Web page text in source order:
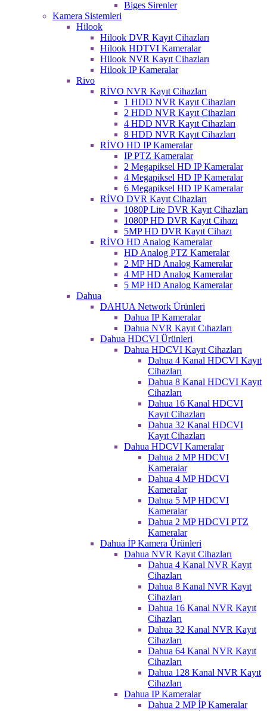
Biges Sirenler
Kamera Sistemleri
Hilook
Hilook DVR Kayıt Cihazları
Hilook HDTVI Kameralar
Hilook NVR Kayıt Cihazları
Hilook IP Kameralar
Rivo
RİVO NVR Kayıt Cihazları
1 HDD NVR Kayıt Cihazları
2 HDD NVR Kayıt Cihazları
4 HDD NVR Kayıt Cihazları
8 HDD NVR Kayıt Cihazları
RİVO HD IP Kameralar
IP PTZ Kameralar
2 Megapiksel HD IP Kameralar
4 Megapiksel HD IP Kameralar
6 Megapiksel HD IP Kameralar
RİVO DVR Kayıt Cihazları
1080P Lite DVR Kayıt Cihazları
1080P HD DVR Kayıt Cihazı
5MP HD DVR Kayıt Cihazı
RİVO HD Analog Kameralar
HD Analog PTZ Kameralar
2 MP HD Analog Kameralar
4 MP HD Analog Kameralar
5 MP HD Analog Kameralar
Dahua
DAHUA Network Ürünleri
Dahua IP Kameralar
Dahua NVR Kayıt Cıhazları
Dahua HDCVI Ürünleri
Dahua HDCVI Kayıt Cihazları
Dahua 4 Kanal HDCVI Kayıt
Cihazları
Dahua 8 Kanal HDCVI Kayıt
Cihazları
Dahua 16 Kanal HDCVI
Kayıt Cihazları
Dahua 32 Kanal HDCVI
Kayıt Cihazları
Dahua HDCVI Kameralar
Dahua 2 MP HDCVI
Kameralar
Dahua 4 MP HDCVI
Kameralar
Dahua 5 MP HDCVI
Kameralar
Dahua 2 MP HDCVI PTZ
Kameralar
Dahua İP Kamera Ürünleri
Dahua NVR Kayıt Cihazları
Dahua 4 Kanal NVR Kayıt
Cihazları
Dahua 8 Kanal NVR Kayıt
Cihazları
Dahua 16 Kanal NVR Kayıt
Cihazları
Dahua 32 Kanal NVR Kayıt
Cihazları
Dahua 64 Kanal NVR Kayıt
Cihazları
Dahua 128 Kanal NVR Kayıt
Cihazları
Dahua IP Kameralar
Dahua 2 MP İP Kameralar